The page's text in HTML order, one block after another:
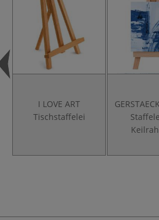
I LOVE ART
Tischstaffelei